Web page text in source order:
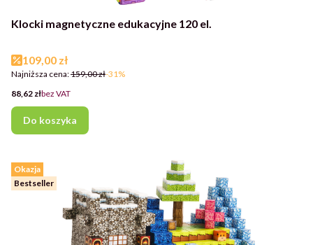
Klocki magnetyczne edukacyjne 120 el.
Cena promocyjna
109,00 zł
Najniższa cena:159,00 zł-31%
Cena
88,62 złbez VAT
Do koszyka
Okazja
Bestseller